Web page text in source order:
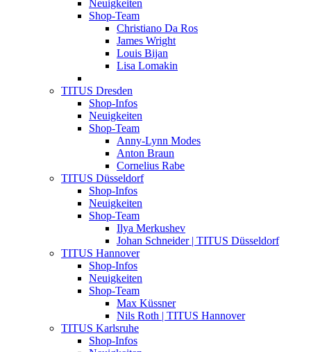
Neuigkeiten
Shop-Team
Christiano Da Ros
James Wright
Louis Bijan
Lisa Lomakin
TITUS Dresden
Shop-Infos
Neuigkeiten
Shop-Team
Anny-Lynn Modes
Anton Braun
Cornelius Rabe
TITUS Düsseldorf
Shop-Infos
Neuigkeiten
Shop-Team
Ilya Merkushev
Johan Schneider | TITUS Düsseldorf
TITUS Hannover
Shop-Infos
Neuigkeiten
Shop-Team
Max Küssner
Nils Roth | TITUS Hannover
TITUS Karlsruhe
Shop-Infos